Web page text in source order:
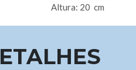
Altura: 20 cm